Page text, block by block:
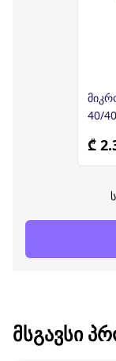
40/40
₾
ᲛᲡᲒᲐᲕᲡᲘ